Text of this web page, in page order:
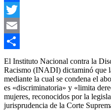
Facebook
Twitter
Email
Compartir
El Instituto Nacional contra la
Racismo (INADI) dictaminó que
mediante la cual se condena el
es «discriminatoria» y «limita
mujeres, reconocidos por la
jurisprudencia de la Corte